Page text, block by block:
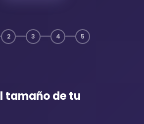
2 3 4 5
tamaño de tu